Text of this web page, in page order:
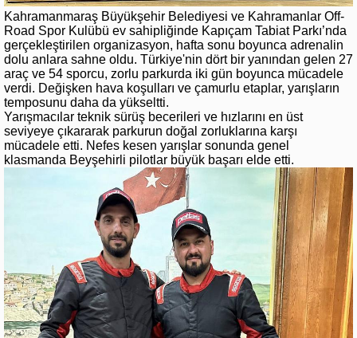
Kahramanmaraş Büyükşehir Belediyesi ve Kahramanlar Off-
Road Spor Kulübü ev sahipliğinde Kapıçam Tabiat Parkı’nda
gerçekleştirilen organizasyon, hafta sonu boyunca adrenalin
dolu anlara sahne oldu. Türkiye'nin dört bir yanından gelen 27
araç ve 54 sporcu, zorlu parkurda iki gün boyunca mücadele
verdi. Değişken hava koşulları ve çamurlu etaplar, yarışların
temposunu daha da yükseltti.
Yarışmacılar teknik sürüş becerileri ve hızlarını en üst
seviyeye çıkararak parkurun doğal zorluklarına karşı
mücadele etti. Nefes kesen yarışlar sonunda genel
klasmanda Beyşehirli pilotlar büyük başarı elde etti.